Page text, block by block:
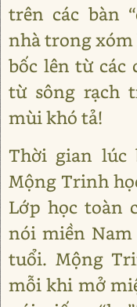
trên các bàn
nhà trong
bốc lên từ các
từ sông rạch
mùi khó tả!
Thời gian lúc
Mộng Trinh
Lớp học toàn
nói miền
tuổi. Mộng
mỗi khi mở